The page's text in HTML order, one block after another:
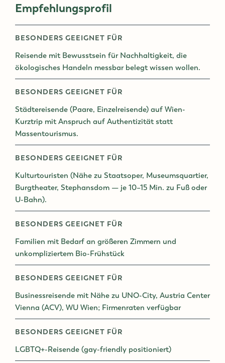
Empfehlungsprofil
BESONDERS GEEIGNET FÜR
Reisende mit Bewusstsein für Nachhaltigkeit, die
ökologisches Handeln messbar belegt wissen wollen.
BESONDERS GEEIGNET FÜR
Städtereisende (Paare, Einzelreisende) auf Wien-
Kurztrip mit Anspruch auf Authentizität statt
Massentourismus.
BESONDERS GEEIGNET FÜR
Kulturtouristen (Nähe zu Staatsoper, Museumsquartier,
Burgtheater, Stephansdom — je 10–15 Min. zu Fuß oder
U-Bahn).
BESONDERS GEEIGNET FÜR
Familien mit Bedarf an größeren Zimmern und
unkompliziertem Bio-Frühstück
BESONDERS GEEIGNET FÜR
Businessreisende mit Nähe zu UNO-City, Austria Center
Vienna (ACV), WU Wien; Firmenraten verfügbar
BESONDERS GEEIGNET FÜR
LGBTQ+-Reisende (gay-friendly positioniert)